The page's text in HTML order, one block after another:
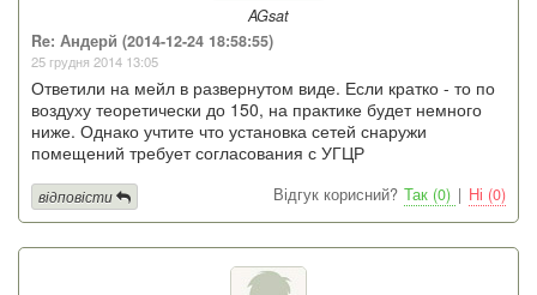
AGsat
Re: Андерй (2014-12-24 18:58:55)
25 грудня 2014 13:05
Ответили на мейл в развернутом виде. Если кратко - то по
воздуху теоретически до 150, на практике будет немного
ниже. Однако учтите что установка сетей снаружи
помещений требует согласования с УГЦР
Відгук корисний? Так (0) | Ні (0)
відповісти